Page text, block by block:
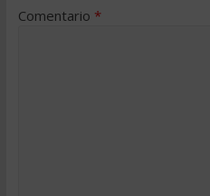
Comentario *